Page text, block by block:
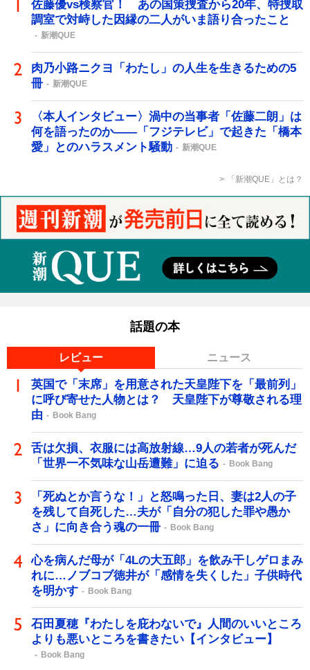
佐藤優vs検察官！ あの国策捜査から20年、特捜取
調室で対峙した因縁の二人がいま語り合ったこと
新潮QUE
肉乃小路ニクヨ「わたし」の人生を生きるための5
冊
新潮QUE
〈本人インタビュー〉渦中の当事者「佐藤二朗」は
何を語ったのか――「フジテレビ」で起きた「橋本
愛」とのハラスメント騒動
新潮QUE
「新潮QUE」とは？
話題の本
レビュー ニュース
英国で「末席」を用意された天皇陛下を「最前列」
に呼び寄せた人物とは？ 天皇陛下が尊敬される理
由
Book Bang
舌は欠損、衣服には高放射線…9人の若者が死んだ
「世界一不気味な山岳遭難」に迫る
Book Bang
「死ぬとか言うな！」と怒鳴った日、妻は2人の子
を残して自死した…夫が「自分の犯した罪や愚か
さ」に向き合う魂の一冊
Book Bang
心を病んだ母が「4Lの大五郎」を飲み干しゲロまみ
れに…ノブコブ徳井が「感情を失くした」子供時代
を明かす
Book Bang
石田夏穂『わたしを庇わないで』人間のいいところ
よりも悪いところを書きたい【インタビュー】
Book Bang